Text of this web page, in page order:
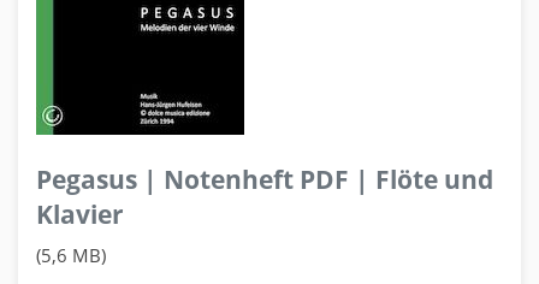
Pegasus | Notenheft PDF | Flöte und
Klavier
(5,6 MB)